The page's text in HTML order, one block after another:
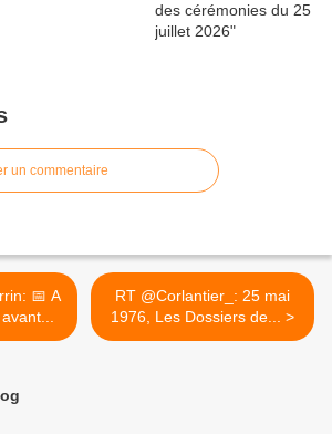
un commentaire
RT @Corlantier_: 25 mai
1976, Les Dossiers de... >